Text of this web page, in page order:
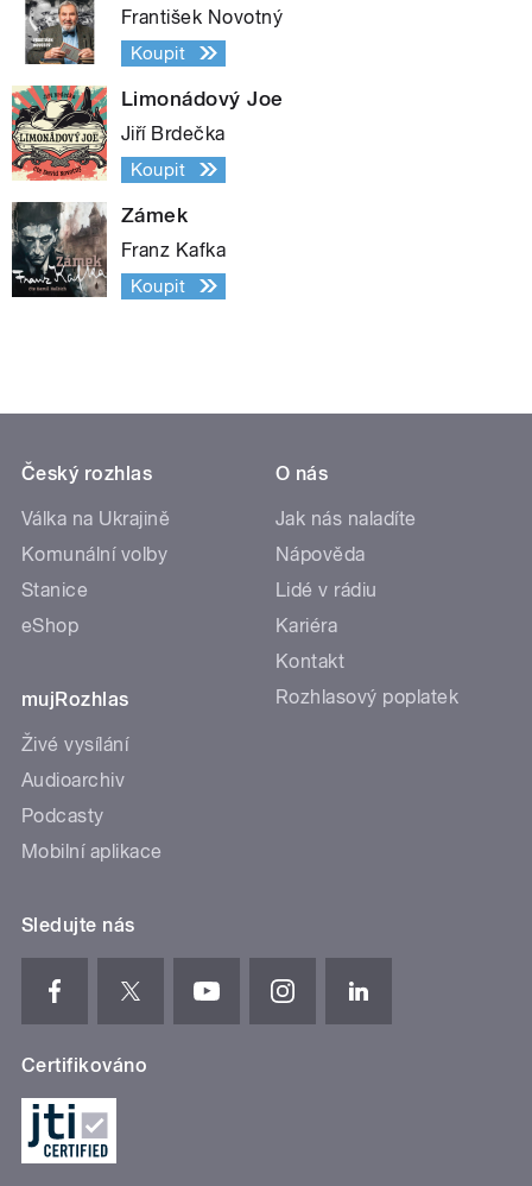
František Novotný
Koupit
Limonádový Joe
Jiří Brdečka
Koupit
Zámek
Franz Kafka
Koupit
Český rozhlas
Válka na Ukrajině
Komunální volby
Stanice
eShop
mujRozhlas
Živé vysílání
Audioarchiv
Podcasty
Mobilní aplikace
O nás
Jak nás naladíte
Nápověda
Lidé v rádiu
Kariéra
Kontakt
Rozhlasový poplatek
Sledujte nás
Certifikováno